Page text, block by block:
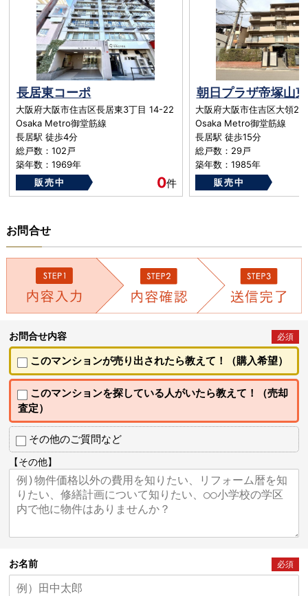
長居東コーポ
大阪府大阪市住吉区長居東3丁目 14-22
Osaka Metro御堂筋線
長居駅 徒歩4分
総戸数：102戸
築年数：1969年
販売中
0件
朝日プラザ帝塚山
大阪府大阪市住吉区大領2
Osaka Metro御堂筋線
長居駅 徒歩15分
総戸数：29戸
築年数：1985年
販売中
お問合せ
お問合せ内容 必須
このマンションが売り出されたら教えて！（購入希望）
このマンションを探している人がいたら教えて！（売却
査定）
その他のご質問など
【その他】
お名前 必須